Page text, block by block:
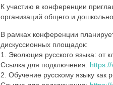
К участию в конференции
организаций общего и
В рамках конференции
дискуссионных площадок:
1. Эволюция русского языка: от
Ссылка для подключения:
2. Обучение русскому языку как